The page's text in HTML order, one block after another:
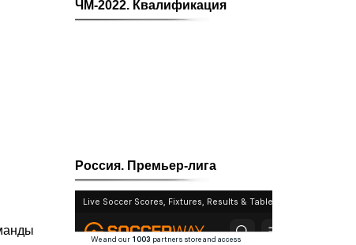
ЧМ-2022. Квалификация
Россия. Премьер-лига